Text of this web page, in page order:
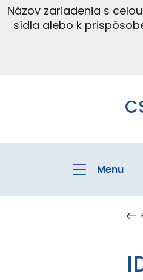
Názov zariadenia s
sídla alebo k
Menu